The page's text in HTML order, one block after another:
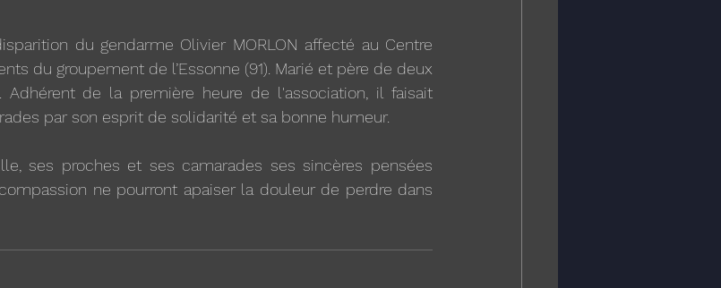
du gendarme Olivier MORLON affecté au Centre
du groupement de l’Essonne (91). Marié et père de deux
de la première heure de l'association, il faisait
par son esprit de solidarité et sa bonne humeur.
ses proches et ses camarades ses sincères pensées
ne pourront apaiser la douleur de perdre dans